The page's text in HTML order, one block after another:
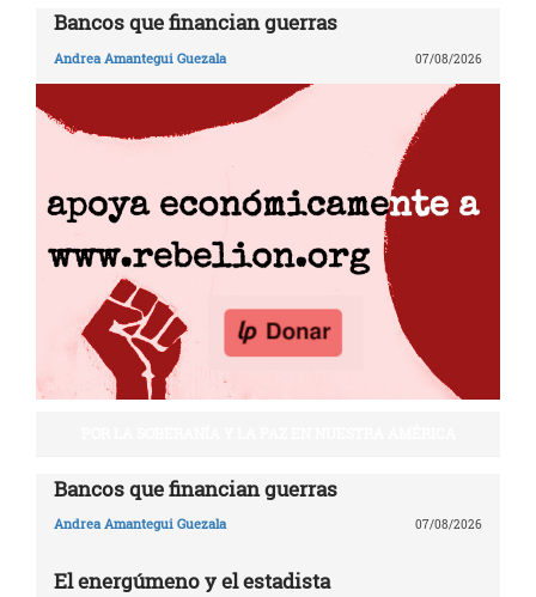
Bancos que financian guerras
Andrea Amantegui Guezala 07/08/2026
Bancos que financian guerras
Andrea Amantegui Guezala 07/08/2026
El energúmeno y el estadista